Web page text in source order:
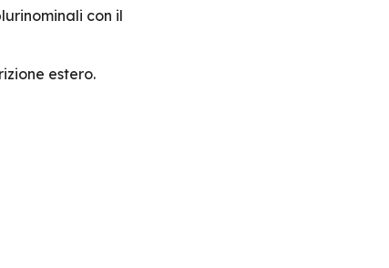
con il
estero.